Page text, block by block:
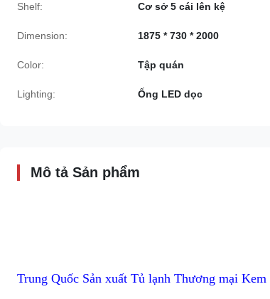
Shelf: Cơ sở 5 cái lên kệ
Dimension: 1875 * 730 * 2000
Color: Tập quán
Lighting: Ống LED dọc
Mô tả Sản phẩm
Trung Quốc Sản xuất Tủ lạnh Thương mại